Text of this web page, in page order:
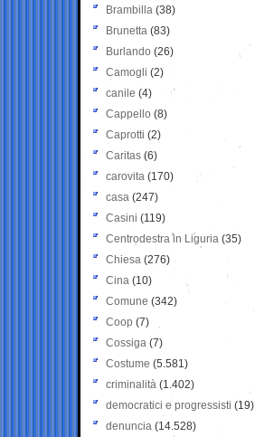
Brambilla (38)
Brunetta (83)
Burlando (26)
Camogli (2)
canile (4)
Cappello (8)
Caprotti (2)
Caritas (6)
carovita (170)
casa (247)
Casini (119)
Centrodestra in Liguria (35)
Chiesa (276)
Cina (10)
Comune (342)
Coop (7)
Cossiga (7)
Costume (5.581)
criminalità (1.402)
democratici e progressisti (19)
denuncia (14.528)